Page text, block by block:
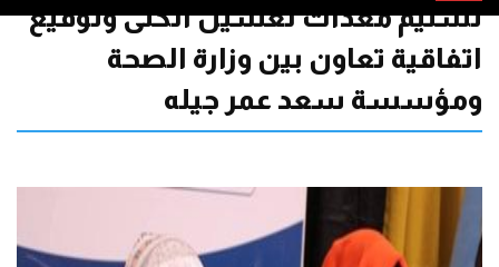
تسليم معدات لغسيل الكلى وتوقيع
اتفاقية تعاون بين وزارة الصحة
ومؤسسة سعد عمر جيله